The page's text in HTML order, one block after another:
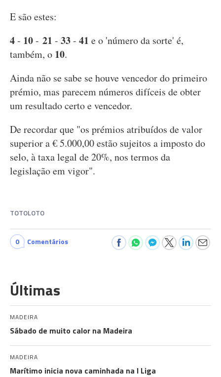
E são estes:
4- 10- 21 - 33- 41 e o 'número da sorte' é,
também, o 10.
Ainda não se sabe se houve vencedor do primeiro
prémio, mas parecem números difíceis de obter
um resultado certo e vencedor.
De recordar que "os prémios atribuídos de valor
superior a € 5.000,00 estão sujeitos a imposto do
selo, à taxa legal de 20%, nos termos da
legislação em vigor".
TOTOLOTO
0 Comentários
Últimas
MADEIRA
Sábado de muito calor na Madeira
MADEIRA
Marítimo inicia nova caminhada na I Liga